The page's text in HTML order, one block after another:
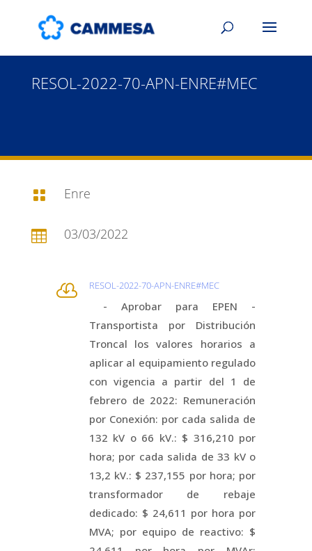
RESOL-2022-70-APN-ENRE#MEC
 Enre
 03/03/2022
 RESOL-2022-70-APN-ENRE#MEC
- Aprobar para EPEN -
Transportista por Distribución
Troncal los valores horarios a
aplicar al equipamiento regulado
con vigencia a partir del 1 de
febrero de 2022: Remuneración
por Conexión: por cada salida de
132 kV o 66 kV.: $ 316,210 por
hora; por cada salida de 33 kV o
13,2 kV.: $ 237,155 por hora; por
transformador de rebaje
dedicado: $ 24,611 por hora por
MVA; por equipo de reactivo: $